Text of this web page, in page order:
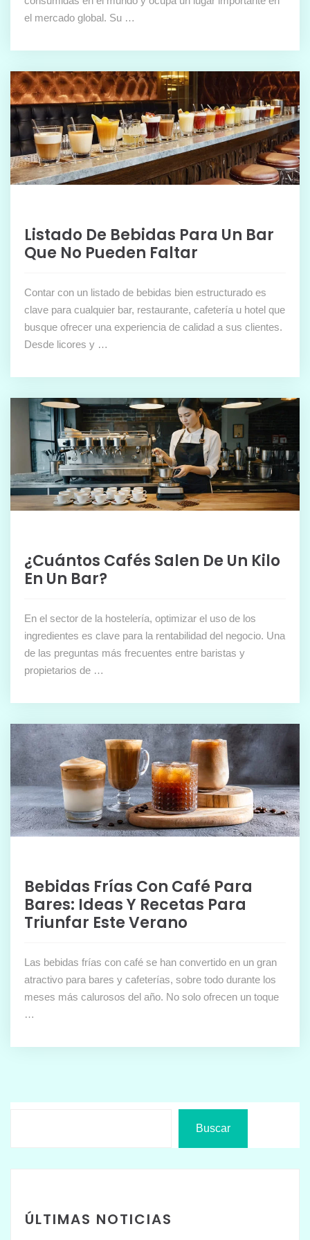
el mercado global. Su …
Listado De Bebidas Para Un Bar
Que No Pueden Faltar
Contar con un listado de bebidas bien estructurado es
clave para cualquier bar, restaurante, cafetería u hotel que
busque ofrecer una experiencia de calidad a sus clientes.
Desde licores y …
¿Cuántos Cafés Salen De Un Kilo
En Un Bar?
En el sector de la hostelería, optimizar el uso de los
ingredientes es clave para la rentabilidad del negocio. Una
de las preguntas más frecuentes entre baristas y
propietarios de …
Bebidas Frías Con Café Para
Bares: Ideas Y Recetas Para
Triunfar Este Verano
Las bebidas frías con café se han convertido en un gran
atractivo para bares y cafeterías, sobre todo durante los
meses más calurosos del año. No solo ofrecen un toque
…
Buscar
ÚLTIMAS NOTICIAS